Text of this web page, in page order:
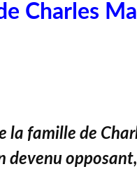
de Charles
la famille de
devenu